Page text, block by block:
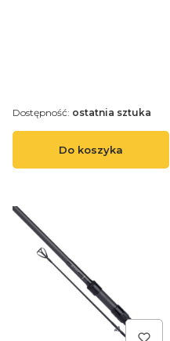
Do koszyka
Dostępność: ostatnia sztuka